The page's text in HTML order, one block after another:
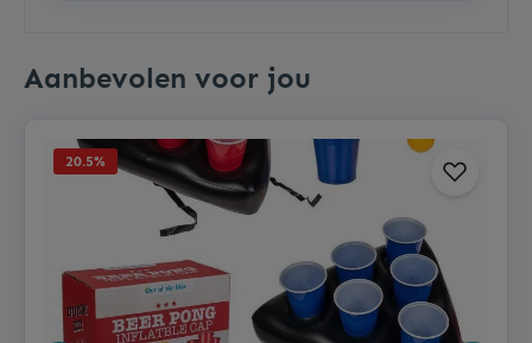
Aanbevolen voor jou
20.5%